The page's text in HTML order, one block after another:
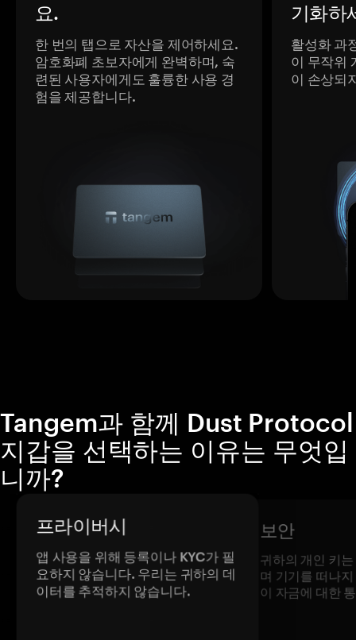
요.
한 번의 탭으로 자산을 제어하세요.
암호화폐 초보자에게 완벽하며, 숙
련된 사용자에게도 훌륭한 사용 경
험을 제공합니다.
기화하
활성화 과
이 무작위
이 손상되
Tangem과 함께 Dust Protocol
지갑을 선택하는 이유는 무엇입
니까?
프라이버시
앱 사용을 위해 등록이나 KYC가 필
요하지 않습니다. 우리는 귀하의 데
이터를 추적하지 않습니다.
보안
귀하의 개인 키
며 기기를 떠나
이 자금에 대한